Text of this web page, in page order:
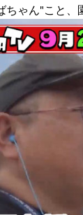
ゃん"こと、